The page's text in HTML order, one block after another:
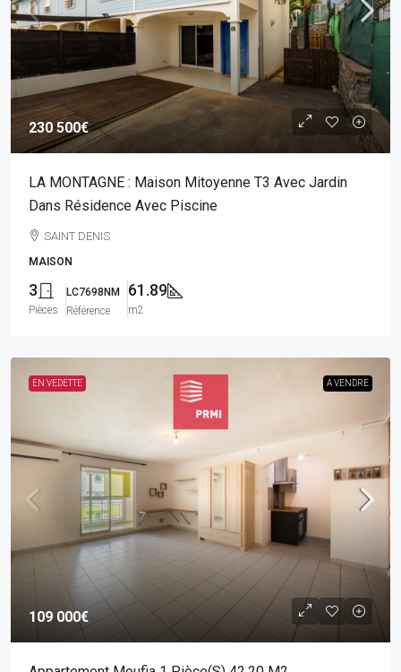
230 500€
LA MONTAGNE : Maison Mitoyenne T3 Avec Jardin
Dans Résidence Avec Piscine
SAINT DENIS
MAISON
3
Pièces
LC7698NM
Référence
61.89
m2
EN VEDETTE A VENDRE
109 000€